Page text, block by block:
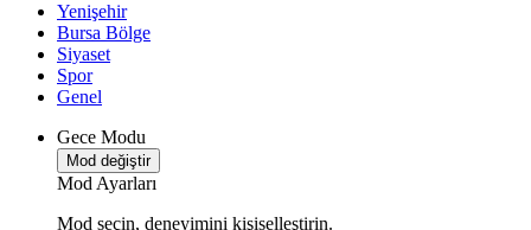
Yenişehir
Bursa Bölge
Siyaset
Spor
Genel
Gece Modu
Mod değiştir
Mod Ayarları
Mod seçin, deneyimini kişiselleştirin.